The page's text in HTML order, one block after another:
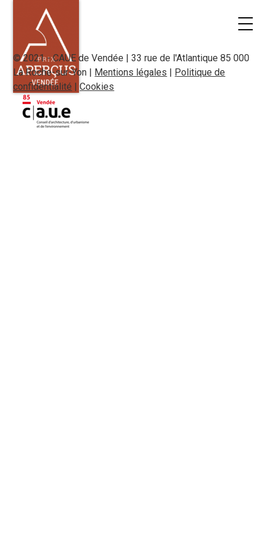
© 2021 - CAUE de Vendée | 33 rue de l'Atlantique 85 000
La Roche-sur-Yon | Mentions légales | Politique de
confidentialité |Cookies